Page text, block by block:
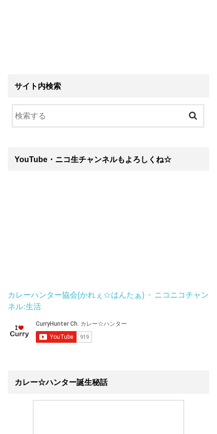
サイト内検索
YouTube・ニコ生チャンネルもよろしくね☆
カレーハンター協会(かれぇ☆はんたぁ) - ニコニコチャン
ネル:生活
カレー☆ハンター誕生秘話